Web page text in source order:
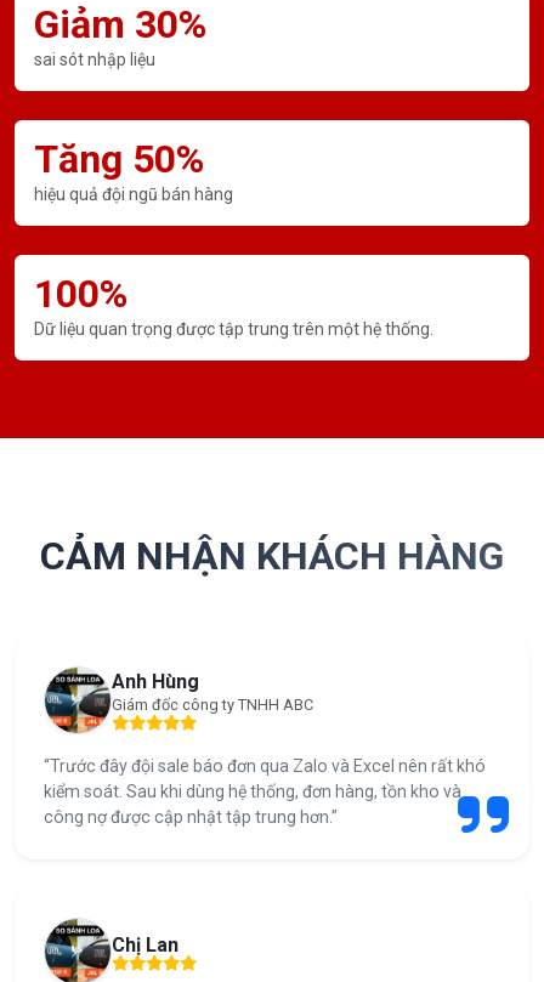
Giảm 30%
sai sót nhập liệu
Tăng 50%
hiệu quả đội ngũ bán hàng
100%
Dữ liệu quan trọng được tập trung trên một hệ thống.
CẢM NHẬN KHÁCH HÀNG
Anh Hùng
Giám đốc công ty TNHH ABC
“Trước đây đội sale báo đơn qua Zalo và Excel nên rất khó
kiểm soát. Sau khi dùng hệ thống, đơn hàng, tồn kho và
công nợ được cập nhật tập trung hơn.”
Chị Lan